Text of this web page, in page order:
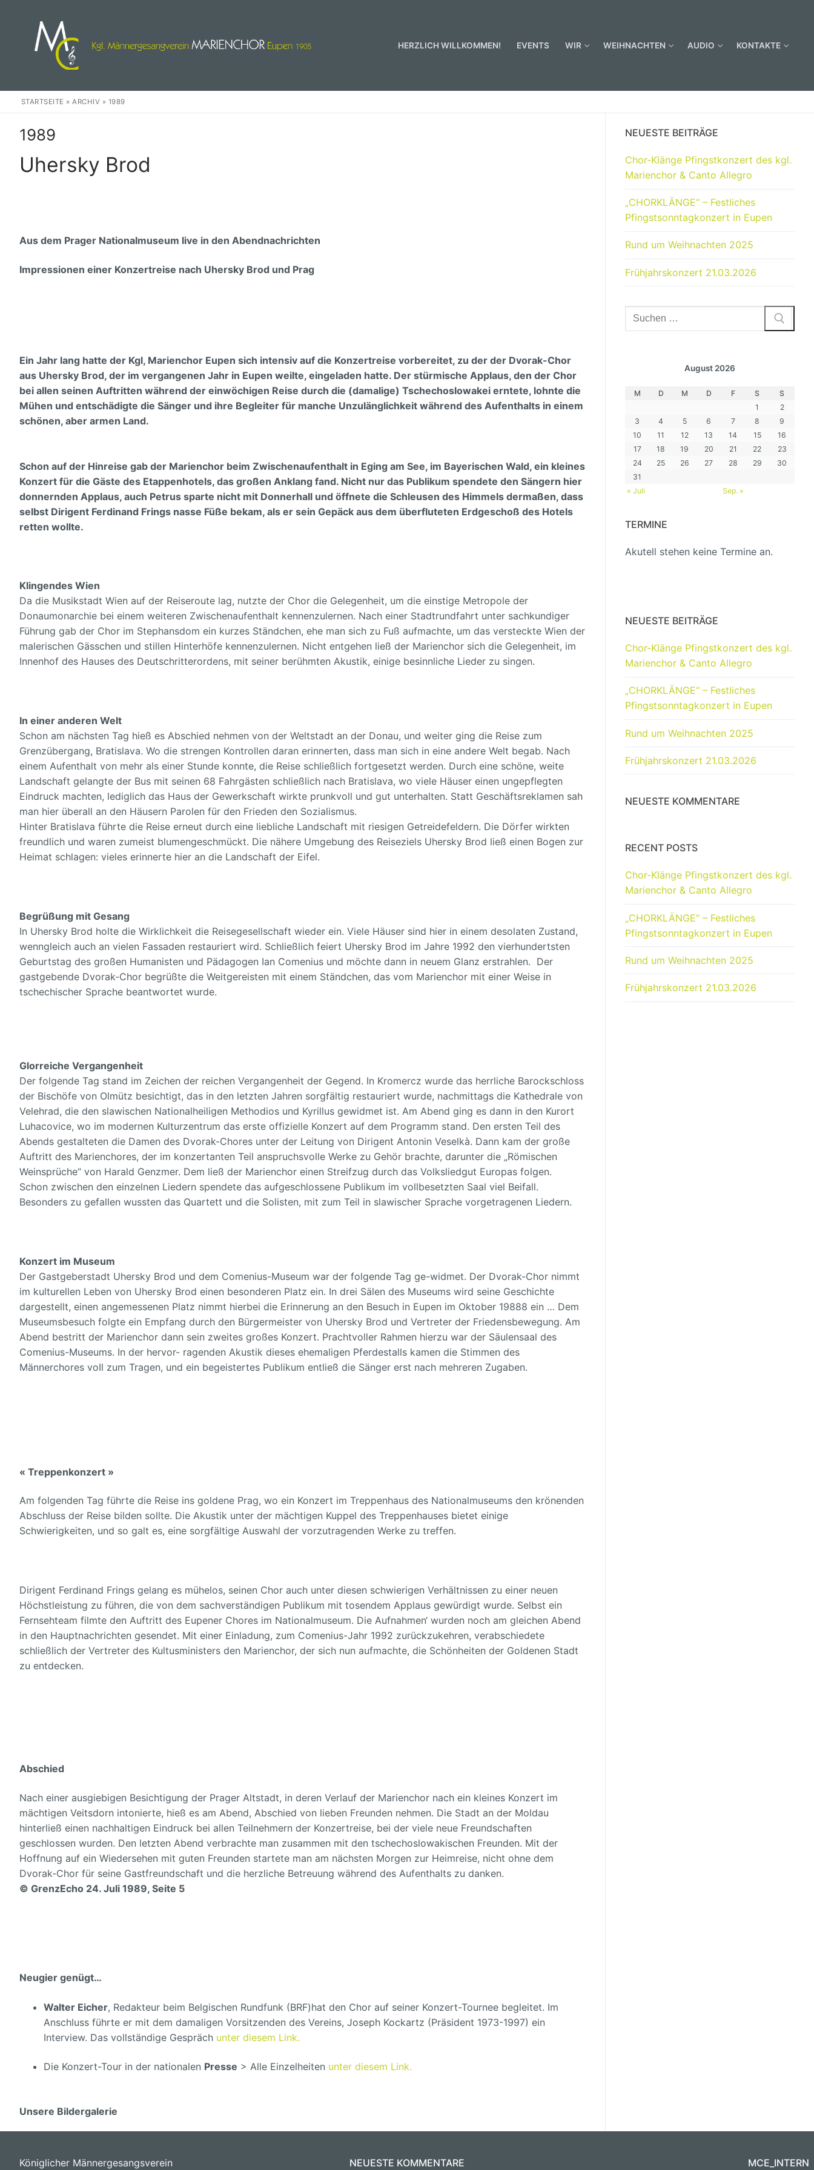
springen
HERZLICH WILLKOMMEN! EVENTS WIR WEIHNACHTEN AUDIO KONTAKTE
Wir
Archiv
Links
Impressum
STARTSEITE »ARCHIV » 1989
1989
Uhersky Brod
Aus dem Prager Nationalmuseum live in den Abendnachrichten
Impressionen einer Konzertreise nach Uhersky Brod und Prag
Ein Jahr lang hatte der Kgl, Marienchor Eupen sich intensiv auf die Konzertreise vorbereitet, zu der der Dvorak-Chor
aus Uhersky Brod, der im vergangenen Jahr in Eupen weilte, eingeladen hatte. Der stürmische Applaus, den der Chor
bei allen seinen Auftritten während der einwöchigen Reise durch die (damalige) Tschechoslowakei erntete, lohnte die
Mühen und entschädigte die Sänger und ihre Begleiter für manche Unzulänglichkeit während des Aufenthalts in einem
schönen, aber armen Land.
Schon auf der Hinreise gab der Marienchor beim Zwischenaufenthalt in Eging am See, im Bayerischen Wald, ein kleines
Konzert für die Gäste des Etappenhotels, das großen Anklang fand. Nicht nur das Publikum spendete den Sängern hier
donnernden Applaus, auch Petrus sparte nicht mit DonnerhaIl und öffnete die Schleusen des Himmels dermaßen, dass
selbst Dirigent Ferdinand Frings nasse Füße bekam, als er sein Gepäck aus dem überfluteten Erdgeschoß des Hotels
retten wollte.
Klingendes Wien
Da die Musikstadt Wien auf der Reiseroute lag, nutzte der Chor die Gelegenheit, um die einstige Metropole der
Donaumonarchie bei einem weiteren Zwischenaufenthalt kennenzulernen. Nach einer Stadtrundfahrt unter sachkundiger
Führung gab der Chor im Stephansdom ein kurzes Ständchen, ehe man sich zu Fuß aufmachte, um das versteckte Wien der
malerischen Gässchen und stillen Hinterhöfe kennenzulernen. Nicht entgehen ließ der Marienchor sich die Gelegenheit, im
Innenhof des Hauses des Deutschritterordens, mit seiner berühmten Akustik, einige besinnliche Lieder zu singen.
In einer anderen Welt
Schon am nächsten Tag hieß es Abschied nehmen von der Weltstadt an der Donau, und weiter ging die Reise zum
Grenzübergang, Bratislava. Wo die strengen Kontrollen daran erinnerten, dass man sich in eine andere Welt begab. Nach
einem Aufenthalt von mehr als einer Stunde konnte, die Reise schließlich fortgesetzt werden. Durch eine schöne, weite
Landschaft gelangte der Bus mit seinen 68 Fahrgästen schließlich nach Bratislava, wo viele Häuser einen ungepflegten
Eindruck machten, lediglich das Haus der Gewerkschaft wirkte prunkvoll und gut unterhalten. Statt Geschäftsreklamen sah
man hier überall an den Häusern Parolen für den Frieden den Sozialismus.
Hinter Bratislava führte die Reise erneut durch eine liebliche Landschaft mit riesigen Getreidefeldern. Die Dörfer wirkten
freundlich und waren zumeist blumengeschmückt. Die nähere Umgebung des Reiseziels Uhersky Brod ließ einen Bogen zur
Heimat schlagen: vieles erinnerte hier an die Landschaft der Eifel.
Begrüßung mit Gesang
In Uhersky Brod holte die Wirklichkeit die Reisegesellschaft wieder ein. Viele Häuser sind hier in einem desolaten Zustand,
wenngleich auch an vielen Fassaden restauriert wird. Schließlich feiert Uhersky Brod im Jahre 1992 den vierhundertsten
Geburtstag des großen Humanisten und Pädagogen Ian Comenius und möchte dann in neuem Glanz erstrahlen. Der
gastgebende Dvorak-Chor begrüßte die Weitgereisten mit einem Ständchen, das vom Marienchor mit einer Weise in
tschechischer Sprache beantwortet wurde.
Glorreiche Vergangenheit
Der folgende Tag stand im Zeichen der reichen Vergangenheit der Gegend. In Kromercz wurde das herrliche Barockschloss
der Bischöfe von Olmütz besichtigt, das in den letzten Jahren sorgfältig restauriert wurde, nachmittags die Kathedrale von
Velehrad, die den slawischen Nationalheiligen Methodios und Kyrillus gewidmet ist. Am Abend ging es dann in den Kurort
Luhacovice, wo im modernen Kulturzentrum das erste offizielle Konzert auf dem Programm stand. Den ersten Teil des
Abends gestalteten die Damen des Dvorak-Chores unter der Leitung von Dirigent Antonin Veselkà. Dann kam der große
Auftritt des Marienchores, der im konzertanten Teil anspruchsvolle Werke zu Gehör brachte, darunter die „Römischen
Weinsprüche“ von Harald Genzmer. Dem ließ der Marienchor einen Streifzug durch das Volksliedgut Europas folgen.
Schon zwischen den einzelnen Liedern spendete das aufgeschlossene Publikum im vollbesetzten Saal viel Beifall.
Besonders zu gefallen wussten das Quartett und die Solisten, mit zum Teil in slawischer Sprache vorgetragenen Liedern.
Konzert im Museum
Der Gastgeberstadt Uhersky Brod und dem Comenius-Museum war der folgende Tag ge-widmet. Der Dvorak-Chor nimmt
im kulturellen Leben von Uhersky Brod einen besonderen Platz ein. In drei Sälen des Museums wird seine Geschichte
dargestellt, einen angemessenen Platz nimmt hierbei die Erinnerung an den Besuch in Eupen im Oktober 19888 ein … Dem
Museumsbesuch folgte ein Empfang durch den Bürgermeister von Uhersky Brod und Vertreter der Friedensbewegung. Am
Abend bestritt der Marienchor dann sein zweites großes Konzert. Prachtvoller Rahmen hierzu war der Säulensaal des
Comenius-Museums. In der hervor- ragenden Akustik dieses ehemaligen Pferdestalls kamen die Stimmen des
Männerchores voIl zum Tragen, und ein begeistertes Publikum entließ die Sänger erst nach mehreren Zugaben.
« Treppenkonzert »
Am folgenden Tag führte die Reise ins goldene Prag, wo ein Konzert im Treppenhaus des Nationalmuseums den krönenden
Abschluss der Reise bilden sollte. Die Akustik unter der mächtigen Kuppel des Treppenhauses bietet einige
Schwierigkeiten, und so galt es, eine sorgfältige Auswahl der vorzutragenden Werke zu treffen.
Dirigent Ferdinand Frings gelang es mühelos, seinen Chor auch unter diesen schwierigen Verhältnissen zu einer neuen
Höchstleistung zu führen, die von dem sachverständigen Publikum mit tosendem Applaus gewürdigt wurde. Selbst ein
Fernsehteam filmte den Auftritt des Eupener Chores im Nationalmuseum. Die Aufnahmen‘ wurden noch am gleichen Abend
in den Hauptnachrichten gesendet. Mit einer Einladung, zum Comenius-Jahr 1992 zurückzukehren, verabschiedete
schließlich der Vertreter des Kultusministers den Marienchor, der sich nun aufmachte, die Schönheiten der Goldenen Stadt
zu entdecken.
Abschied
Nach einer ausgiebigen Besichtigung der Prager Altstadt, in deren Verlauf der Marienchor nach ein kleines Konzert im
mächtigen Veitsdorn intonierte, hieß es am Abend, Abschied von lieben Freunden nehmen. Die Stadt an der Moldau
hinterließ einen nachhaltigen Eindruck bei allen Teilnehmern der Konzertreise, bei der viele neue Freundschaften
geschlossen wurden. Den letzten Abend verbrachte man zusammen mit den tschechoslowakischen Freunden. Mit der
Hoffnung auf ein Wiedersehen mit guten Freunden startete man am nächsten Morgen zur Heimreise, nicht ohne dem
Dvorak-Chor für seine Gastfreundschaft und die herzliche Betreuung während des Aufenthalts zu danken.
© GrenzEcho 24. Juli 1989, Seite 5
Neugier genügt…
Walter Eicher, Redakteur beim Belgischen Rundfunk (BRF)hat den Chor auf seiner Konzert-Tournee begleitet. Im
Anschluss führte er mit dem damaligen Vorsitzenden des Vereins, Joseph Kockartz (Präsident 1973-1997) ein
Interview. Das vollständige Gespräch unter diesem Link.
Die Konzert-Tour in der nationalen Presse > Alle Einzelheiten unter diesem Link.
Unsere Bildergalerie
NEUESTE BEITRÄGE
Chor-Klänge Pfingstkonzert des kgl.
Marienchor & Canto Allegro
„CHORKLÄNGE“ – Festliches
Pfingstsonntagkonzert in Eupen
Rund um Weihnachten 2025
Frühjahrskonzert 21.03.2026
Suchen
nach:
August 2026
M D M D F S
S
1
2
3
4 5 6 7 8
9
10
11 12 13 14 15
16
17
18 19 20 21 22
23
24
25 26 27 28 29
30
31
« Juli
Sep. »
TERMINE
Akutell stehen keine Termine an.
NEUESTE BEITRÄGE
Chor-Klänge Pfingstkonzert des kgl.
Marienchor & Canto Allegro
„CHORKLÄNGE“ – Festliches
Pfingstsonntagkonzert in Eupen
Rund um Weihnachten 2025
Frühjahrskonzert 21.03.2026
NEUESTE KOMMENTARE
RECENT POSTS
Chor-Klänge Pfingstkonzert des kgl.
Marienchor & Canto Allegro
„CHORKLÄNGE“ – Festliches
Pfingstsonntagkonzert in Eupen
Rund um Weihnachten 2025
Frühjahrskonzert 21.03.2026
Königlicher Männergesangsverein NEUESTE KOMMENTARE MCE_INTERN